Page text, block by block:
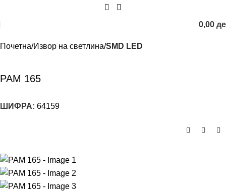
0,00
Почетна Извор на светлина SMD LED
PAM 165
ШИФРА: 64159